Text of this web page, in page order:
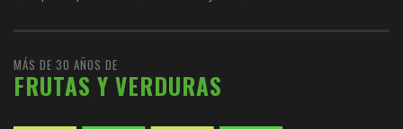
MÁS DE 30 AÑOS DE
FRUTAS Y VERDURAS